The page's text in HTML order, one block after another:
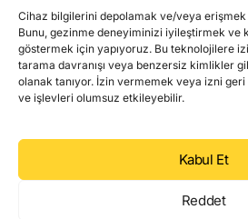
Cihaz bilgilerini depolamak ve/veya
Bunu, gezinme deneyiminizi iyileştirmek ve
göstermek için yapıyoruz. Bu teknolojilere
tarama davranışı veya benzersiz kimlikler
olanak tanıyor. İzin vermemek veya izni
ve işlevleri olumsuz etkileyebilir.
Kabul Et
Reddet
Gaming Coinleri
RWA Coinleri
DeFi Coinleri
DePIN Coinleri
Metaverse Coinleri
Web 3.0 Coinleri